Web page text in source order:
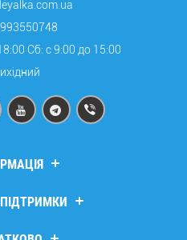
Сб: c 9:00 до 15:00